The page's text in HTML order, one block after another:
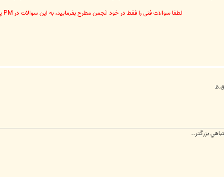
لطفا سوالات فني را فقط در خود انجمن مطرح بفرماييد، به اين سوالات در PM پاسخ داده نخواهد شد
بزرگتر..